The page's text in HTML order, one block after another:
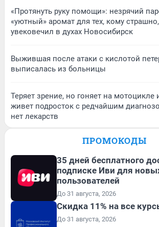
«Протянуть руку помощи»: незрячий
«уютный» аромат для тех, кому
увековечил в духах Новосибирск
Выжившая после атаки с кислотой
выписалась из больницы
Теряет зрение, но гоняет на мотоцикле
живет подросток с редчайшим
нет лекарств
ПРОМОКОДЫ
35 дней бесплатного
подписке Иви для
пользователей
До 31 августа, 2026
Скидка 11% на все
До 31 августа, 2026